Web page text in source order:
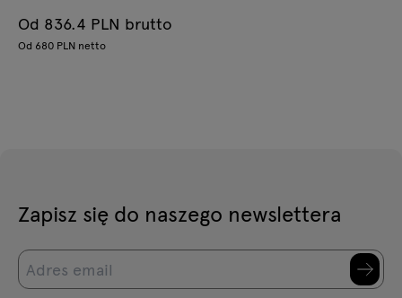
Od 836.4 PLN brutto
Od 680 PLN netto
Zapisz się do naszego newslettera